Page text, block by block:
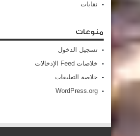
نقابات
منوعات
تسجيل الدخول
خلاصات Feed الإدخالات
خلاصة التعليقات
WordPress.org